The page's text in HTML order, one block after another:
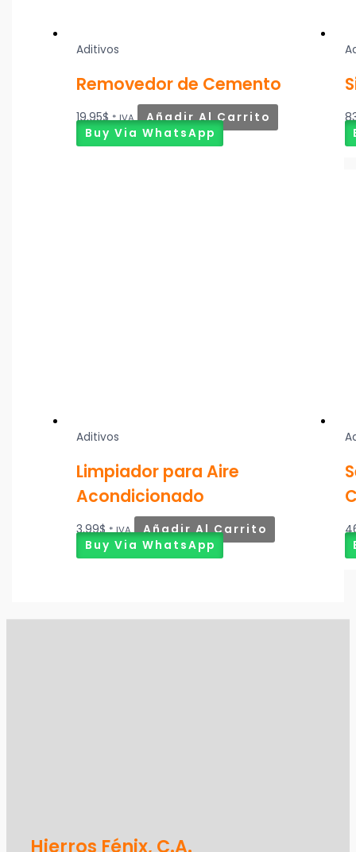
Aditivos
Removedor de Cemento
19,95$ * IVA
Añadir Al Carrito
Buy Via WhatsApp
Aditivos
Limpiador para Aire
Acondicionado
3,99$ * IVA
Añadir Al Carrito
Buy Via WhatsApp
Hierros Fénix, C.A.